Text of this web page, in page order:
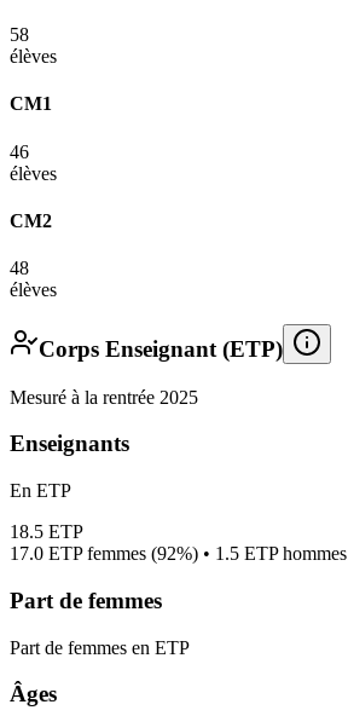
58
élèves
CM1
46
élèves
CM2
48
élèves
Corps Enseignant (ETP)
Mesuré à la rentrée 2025
Enseignants
En ETP
18.5 ETP
17.0 ETP femmes (92%) • 1.5 ETP hommes
Part de femmes
Part de femmes en ETP
Âges